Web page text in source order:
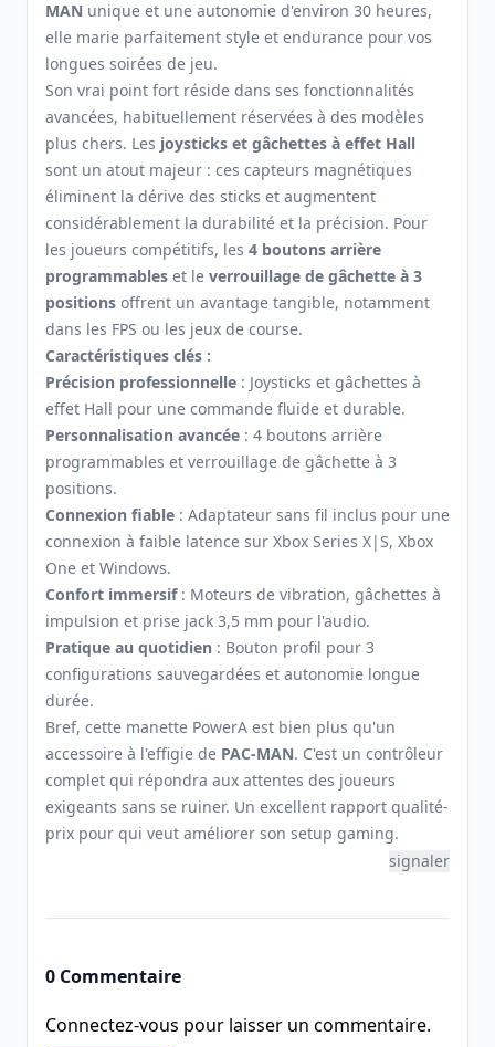
MAN unique et une autonomie d'environ 30 heures,
elle marie parfaitement style et endurance pour vos
longues soirées de jeu.
Son vrai point fort réside dans ses fonctionnalités
avancées, habituellement réservées à des modèles
plus chers. Les joysticks et gâchettes à effet Hall
sont un atout majeur : ces capteurs magnétiques
éliminent la dérive des sticks et augmentent
considérablement la durabilité et la précision. Pour
les joueurs compétitifs, les 4 boutons arrière
programmables et le verrouillage de gâchette à 3
positions offrent un avantage tangible, notamment
dans les FPS ou les jeux de course.
Caractéristiques clés :
Précision professionnelle : Joysticks et gâchettes à
effet Hall pour une commande fluide et durable.
Personnalisation avancée : 4 boutons arrière
programmables et verrouillage de gâchette à 3
positions.
Connexion fiable : Adaptateur sans fil inclus pour une
connexion à faible latence sur Xbox Series X|S, Xbox
One et Windows.
Confort immersif: Moteurs de vibration, gâchettes à
impulsion et prise jack 3,5 mm pour l'audio.
Pratique au quotidien : Bouton profil pour 3
configurations sauvegardées et autonomie longue
durée.
Bref, cette manette PowerA est bien plus qu'un
accessoire à l'effigie de PAC-MAN. C'est un contrôleur
complet qui répondra aux attentes des joueurs
exigeants sans se ruiner. Un excellent rapport qualité-
prix pour qui veut améliorer son setup gaming.
signaler
0 Commentaire
Connectez-vous pour laisser un commentaire.